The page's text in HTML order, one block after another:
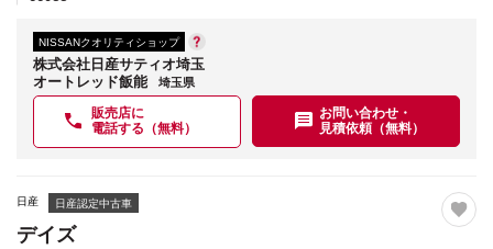
NISSANクオリティショップ
株式会社日産サティオ埼玉
オートレッド飯能
埼玉県
販売店に
電話する（無料）
お問い合わせ・
見積依頼（無料）
日産 日産認定中古車
デイズ